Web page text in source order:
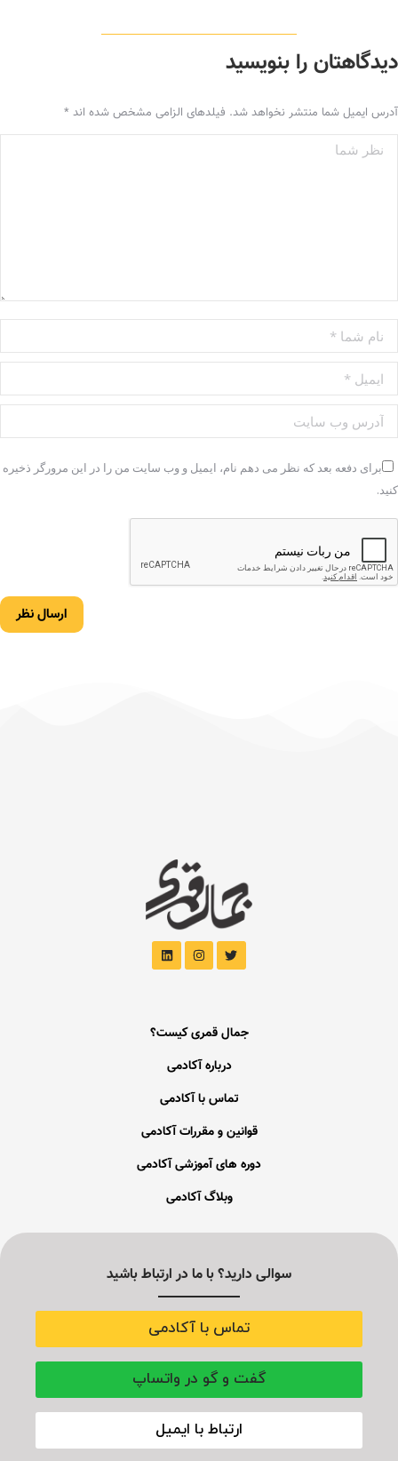
دیدگاهتان را بنویسید
آدرس ایمیل شما منتشر نخواهد شد. فیلدهای الزامی مشخص شده اند *
نظر شما
نام شما *
ایمیل *
آدرس وب سایت
برای دفعه بعد که نظر می دهم نام، ایمیل و وب سایت من را در این مرورگر ذخیره
کنید.
ارسال نظر
جمال قمری کیست؟
درباره آکادمی
تماس با آکادمی
قوانین و مقررات آکادمی
دوره های آموزشی آکادمی
وبلاگ آکادمی
سوالی دارید؟ با ما در ارتباط باشید
تماس با آکادمی
گفت و گو در واتساپ
ارتباط با ایمیل